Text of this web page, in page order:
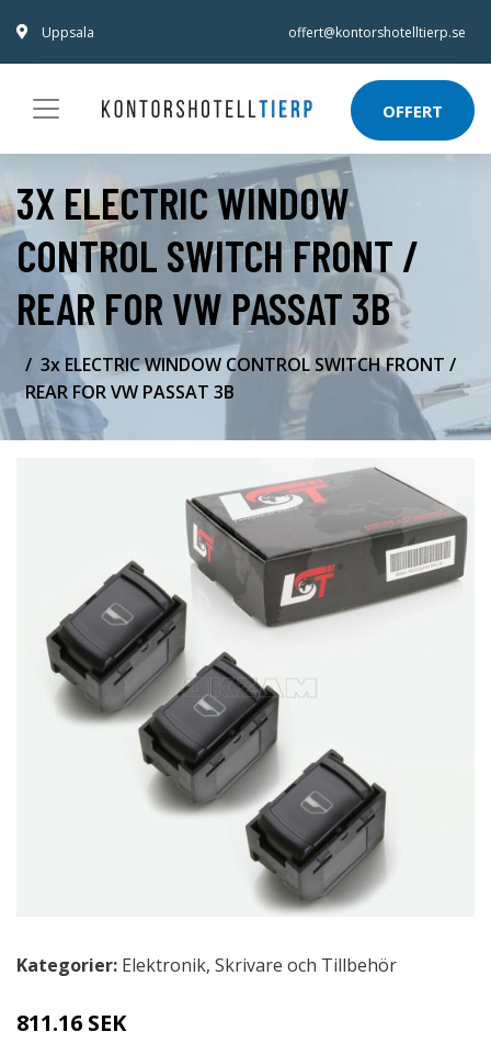
Uppsala offert@kontorshotelltierp.se
OFFERT
3X ELECTRIC WINDOW
CONTROL SWITCH FRONT /
REAR FOR VW PASSAT 3B
3x ELECTRIC WINDOW CONTROL SWITCH FRONT /
REAR FOR VW PASSAT 3B
Kategorier: Elektronik, Skrivare och Tillbehör
811.16 SEK